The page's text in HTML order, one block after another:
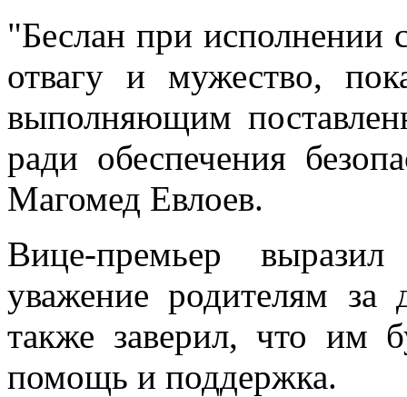
"Беслан при исполнении
отвагу и мужество,
выполняющим
ради обеспечения
Магомед Евлоев.
Вице-премьер
уважение родителям за
также заверил, что им
помощь и поддержка.